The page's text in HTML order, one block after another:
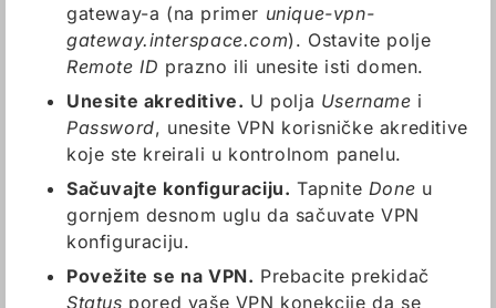
gateway-a (na primer unique-vpn-
gateway.interspace.com). Ostavite polje
Remote ID prazno ili unesite isti domen.
Unesite akreditive. U polja Username i
Password, unesite VPN korisničke akreditive
koje ste kreirali u kontrolnom panelu.
Sačuvajte konfiguraciju. Tapnite Done u
gornjem desnom uglu da sačuvate VPN
konfiguraciju.
Povežite se na VPN. Prebacite prekidač
Status pored vaše VPN konekcije da se